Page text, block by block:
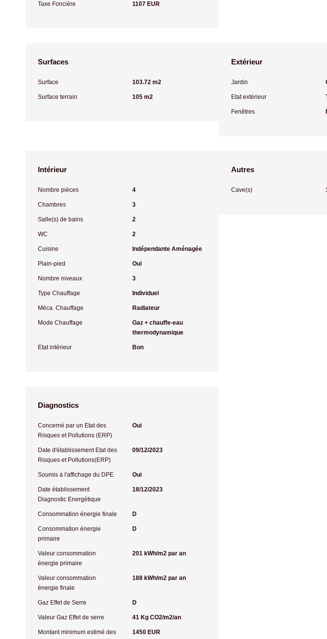
Taxe Foncière 1107 EUR
Surfaces
Surface 103.72 m2
Surface terrain 105 m2
Extérieur
Jardin
Etat extérieur
Fenêtres
Intérieur
Nombre pièces 4
Chambres 3
Salle(s) de bains 2
WC 2
Cuisine Indépendante Aménagée
Plain-pied Oui
Nombre niveaux 3
Type Chauffage Individuel
Méca. Chauffage Radiateur
Mode Chauffage
Gaz + chauffe-eau
thermodynamique
Etat intérieur Bon
Autres
Cave(s)
Diagnostics
Concerné par un Etat des
Risques et Pollutions (ERP)
Oui
Date d'établissement Etat des
Risques et Pollutions(ERP)
09/12/2023
Soumis à l'affichage du DPE Oui
Date établissement
Diagnostic Energétique
18/12/2023
Consommation énergie finale D
Consommation énergie
primaire
D
Valeur consommation
énergie primaire
201 kWh/m2 par an
Valeur consommation
énergie finale
188 kWh/m2 par an
Gaz Effet de Serre D
Valeur Gaz Effet de serre 41 Kg CO2/m2/an
Montant minimum estimé des
1450 EUR